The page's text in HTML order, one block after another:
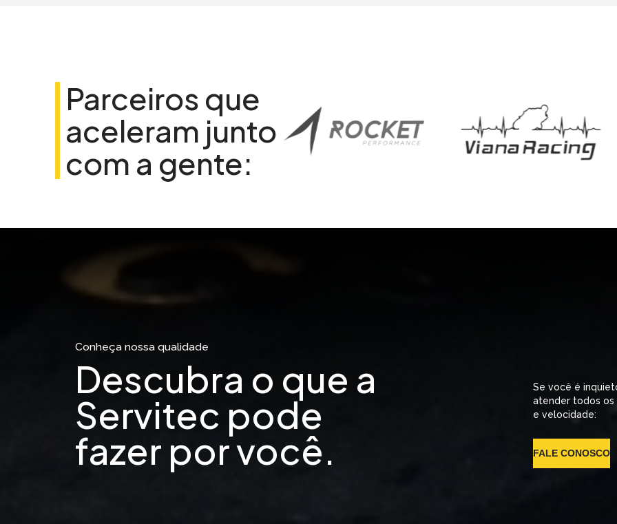
Parceiros que
aceleram junto
com a gente:
Conheça nossa qualidade
Descubra o que a
Servitec pode
fazer por você.
Se você é
atender todos os
e velocidade:
FALE CONOSCO